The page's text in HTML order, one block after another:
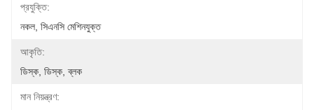
প্রযুক্তি:
নকল, সিএনসি মেশিনযুক্ত
আকৃতি:
ডিস্ক, ডিস্ক, ব্লক
মান নিয়ন্ত্রণ: